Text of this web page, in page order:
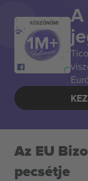
KÖSZÖNÖM!
Az EU
pecsétje